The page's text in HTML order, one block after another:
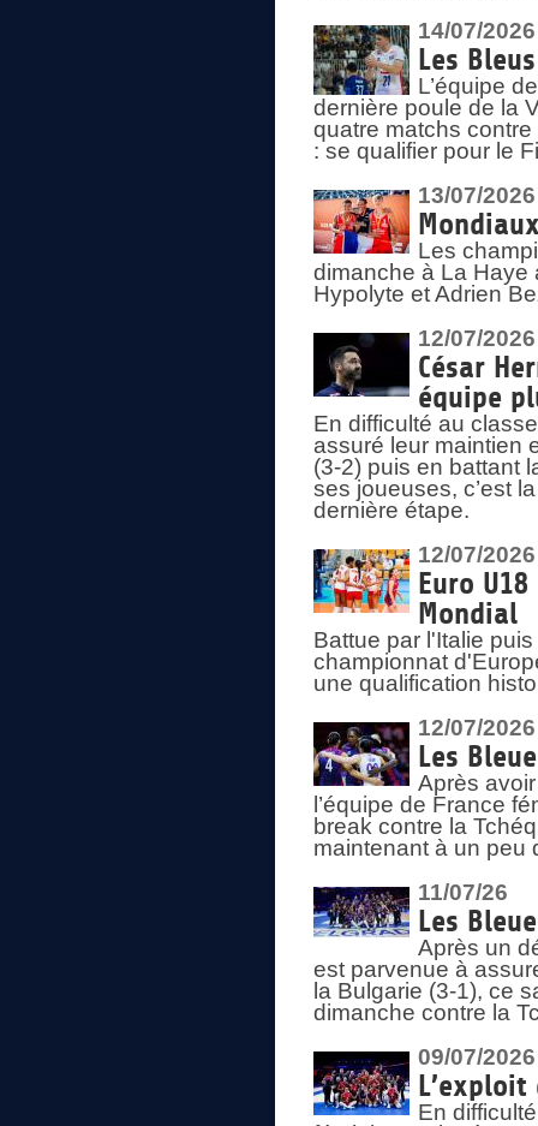
14/07/2026
Les
L’équipe
dernière poule de la
quatre matchs
: se qualifier pour le
13/07/2026
Les
dimanche à La Haye
Hypolyte et Adrien
12/07/2026
César
équipe
En difficulté au
assuré leur maintien
(3-2) puis en battant
ses joueuses, c’est
dernière étape.
12/07/2026
Euro
Mondial
Battue par l'Italie
championnat
une qualification
12/07/2026
Les
Après
l’équipe de France
break contre la
maintenant à un peu
11/07/26
Les
Après un
est parvenue à
la Bulgarie (3-1), ce
dimanche contre la
09/07/2026
En